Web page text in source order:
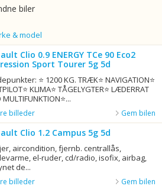
biler
& model
Clio 0.9 ENERGY TCe 90 Eco2
Sport Tourer 5g 5d
⭐ 1200 KG. TRÆK⭐ NAVIGATION⭐
KLIMA⭐ TÅGELYGTER⭐ LÆDERRAT
MULTIFUNKTION⭐...
Gem bilen
billeder
Clio 1.2 Campus 5g 5d
aircondition, fjernb. centrallås,
el-ruder, cd/radio, isofix, airbag,
de...
Gem bilen
billeder